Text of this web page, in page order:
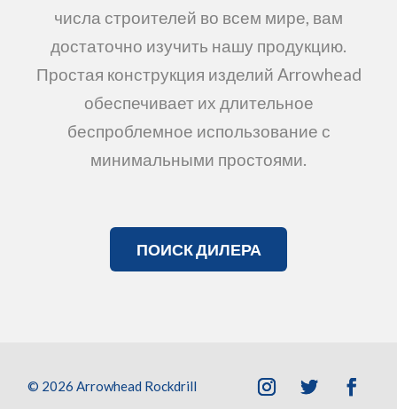
числа строителей во всем мире, вам
достаточно изучить нашу продукцию.
Простая конструкция изделий Arrowhead
обеспечивает их длительное
беспроблемное использование с
минимальными простоями.
ПОИСК ДИЛЕРА
© 2026 Arrowhead Rockdrill